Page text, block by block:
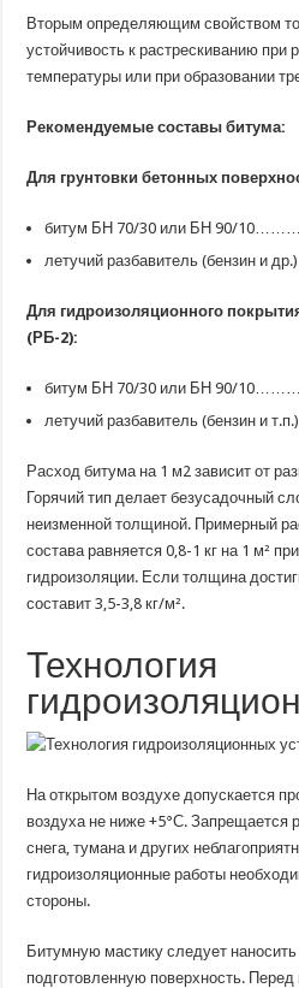
Вторым определяющим свойством
устойчивость к растрескиванию при
температуры или при образовании
Рекомендуемые составы битума:
Для грунтовки бетонных
битум БН 70/30 или БН 90/
летучий разбавитель (бензин и
Для гидроизоляционного
(РБ-2):
битум БН 70/30 или БН 90/
летучий разбавитель (бензин и
Расход битума на 1 м2 зависит от
Горячий тип делает безусадочный
неизменной толщиной. Примерный
состава равняется 0,8-1 кг на 1 м²
гидроизоляции. Если толщина
составит 3,5-3,8 кг/м².
Технология
На открытом воздухе допускается
воздуха не ниже +5°С. Запрещается
снега, тумана и других
гидроизоляционные работы
стороны.
Битумную мастику следует
подготовленную поверхность.